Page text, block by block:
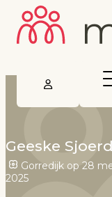
Geeske
Gorredijk op 28
2025